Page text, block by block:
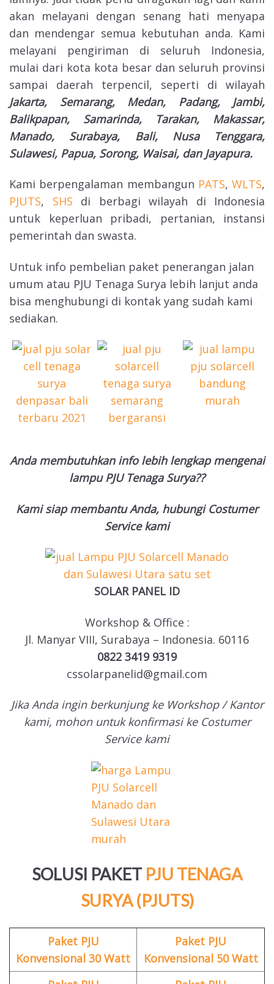
akan melayani dengan senang hati menyapa
dan mendengar semua kebutuhan anda. Kami
melayani pengiriman di seluruh Indonesia,
mulai dari kota kota besar dan seluruh provinsi
sampai daerah terpencil, seperti di wilayah
Jakarta, Semarang, Medan, Padang, Jambi,
Balikpapan, Samarinda, Tarakan, Makassar,
Manado, Surabaya, Bali, Nusa Tenggara,
Sulawesi, Papua, Sorong, Waisai, dan Jayapura.
Kami berpengalaman membangun PATS, WLTS,
PJUTS, SHS di berbagi wilayah di Indonesia
untuk keperluan pribadi, pertanian, instansi
pemerintah dan swasta.
Untuk info pembelian paket penerangan jalan
umum atau PJU Tenaga Surya lebih lanjut anda
bisa menghubungi di kontak yang sudah kami
sediakan.
Anda membutuhkan info lebih lengkap mengenai
lampu PJU Tenaga Surya??
Kami siap membantu Anda, hubungi Costumer
Service kami
SOLAR PANEL ID
Workshop & Office :
Jl. Manyar VIII, Surabaya – Indonesia. 60116
0822 3419 9319
cssolarpanelid@gmail.com
Jika Anda ingin berkunjung ke Workshop / Kantor
kami, mohon untuk konfirmasi ke Costumer
Service kami
SOLUSI PAKET PJU TENAGA
SURYA (PJUTS)
Paket PJU
Konvensional 30 Watt
Paket PJU
Konvensional 50 Watt